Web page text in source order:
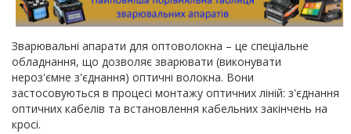
Зварювальні апарати для оптоволокна – це спеціальне
обладнання, що дозволяє зварювати (виконувати
нероз'ємне з'єднання) оптичні волокна. Вони
застосовуються в процесі монтажу оптичних ліній: з'єднання
оптичних кабелів та встановлення кабельних закінчень на
кросі.